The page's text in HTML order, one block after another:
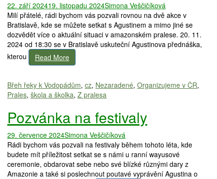
22. září 202419. listopadu 2024Simona Veščičíková
Milí přátelé, rádi bychom vás pozvali rovnou na dvě akce v
Bratislavě, kde se můžete setkat s Agustinem a mimo jiné se
dozvědět více o aktuální situaci v amazonském pralese. 20. 11.
2024 od 18:30 se v Bratislavě uskuteční Agustinova přednáška,
kterou
Read More
Břeh řeky k Vodopádům, cz, Nezaradené, Organizujeme v ČR,
Prales, škola a školka, Z pralesa
Pozvánka na festivaly
29. července 2024Simona Veščičíková
Rádi bychom vás pozvali na festivaly během tohoto léta, kde
budete mít příležitost setkat se s námi u ranní wayusové
ceremonie, obdarovat sebe nebo své blízké různými dary z
Amazonie a také si poslechnout poutavé vyprávění Agustina o